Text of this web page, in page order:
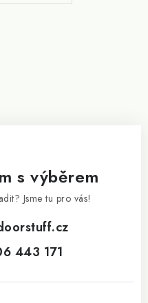
s výběrem
Jsme tu pro vás!
443 171